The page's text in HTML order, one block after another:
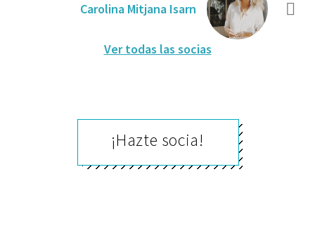
Carolina Mitjana Isarn
Ver todas las socias
¡Hazte socia!